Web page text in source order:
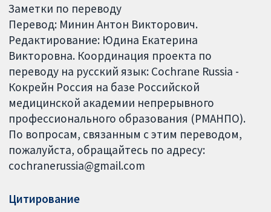
Заметки по переводу
Перевод: Минин Антон Викторович.
Редактирование: Юдина Екатерина
Викторовна. Координация проекта по
переводу на русский язык: Cochrane Russia -
Кокрейн Россия на базе Российской
медицинской академии непрерывного
профессионального образования (РМАНПО).
По вопросам, связанным с этим переводом,
пожалуйста, обращайтесь по адресу:
cochranerussia@gmail.com
Цитирование